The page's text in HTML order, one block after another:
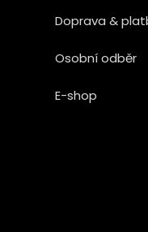
Doprava &
Osobní odběr
E-shop